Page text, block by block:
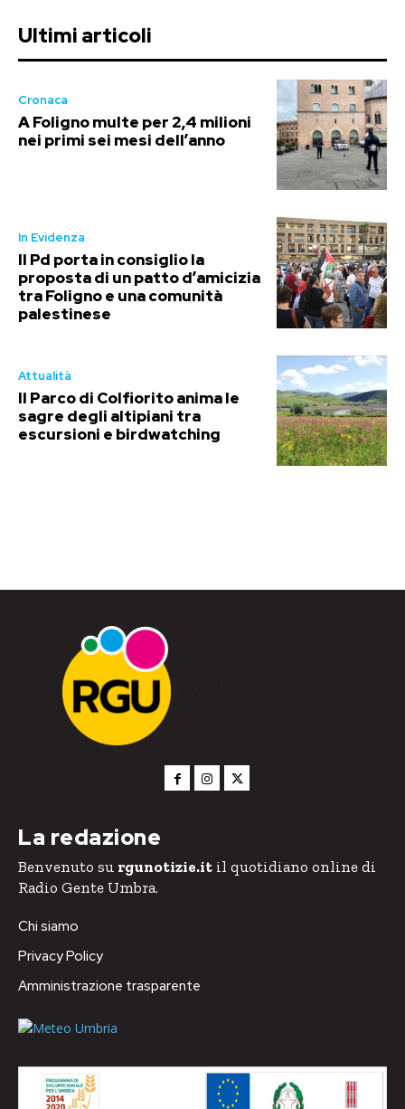
Ultimi articoli
Cronaca
A Foligno multe per 2,4 milioni
nei primi sei mesi dell’anno
In Evidenza
Il Pd porta in consiglio la
proposta di un patto d’amicizia
tra Foligno e una comunità
palestinese
Attualità
Il Parco di Colfiorito anima le
sagre degli altipiani tra
escursioni e birdwatching
RGU Notizie
La redazione
Benvenuto su rgunotizie.it il quotidiano online di
Radio Gente Umbra.
Chi siamo
Privacy Policy
Amministrazione trasparente